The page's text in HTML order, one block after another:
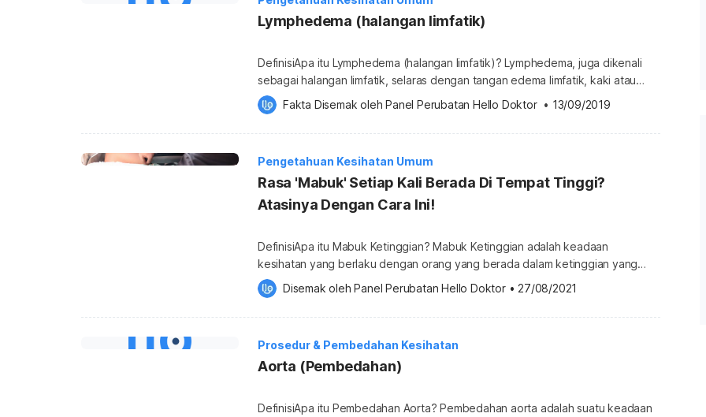
Lymphedema (halangan limfatik)
DefinisiApa itu Lymphedema (halangan limfatik)? Lymphedema, juga dikenali
sebagai halangan limfatik, selaras dengan tangan edema limfatik, kaki atau
kedua-dua tangan dan kaki. Ini adalah hasil daripada peredaran limfatik yang
lemah akibat daripada tersumbat, rosak atau saluran limfa akibat daripada
perkembangan yang tidak normal. Halangan limfatik di sekeliling kaki
Fakta Disemak oleh Panel Perubatan Hello Doktor • 13/09/2019
Pengetahuan Kesihatan Umum
Rasa 'Mabuk' Setiap Kali Berada Di Tempat Tinggi?
Atasinya Dengan Cara Ini!
DefinisiApa itu Mabuk Ketinggian? Mabuk Ketinggian adalah keadaan
kesihatan yang berlaku dengan orang yang berada dalam ketinggian yang
tinggi seperti pendaki, pejalan kaki atau pelancong. Permasalahan ketinggian
akut (AMS) adalah keadaan yang paling biasa di antara penyakit berkaitan
altitud. Apa risiko Mabuk Ketinggian? Menurut statistik, separuh daripada kita,
terutamanya jika […]
Disemak oleh Panel Perubatan Hello Doktor • 27/08/2021
Prosedur & Pembedahan Kesihatan
Aorta (Pembedahan)
DefinisiApa itu Pembedahan Aorta? Pembedahan aorta adalah suatu keadaan